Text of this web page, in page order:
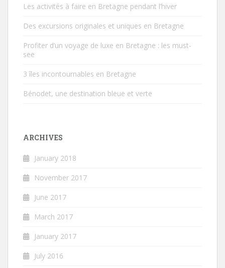
Les activités à faire en Bretagne pendant l’hiver
Des excursions originales et uniques en Bretagne
Profiter d’un voyage de luxe en Bretagne : les must-
see
3 îles incontournables en Bretagne
Bénodet, une destination bleue et verte
ARCHIVES
January 2018
November 2017
June 2017
March 2017
January 2017
July 2016